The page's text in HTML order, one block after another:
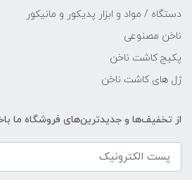
دستگاه / مواد و ابزار پدیکور و مانیکور
ناخن مصنوعی
پکیج کاشت ناخن
ژل های کاشت ناخن
از تخفیف‌ها و جدیدترین‌های فروشگاه ما